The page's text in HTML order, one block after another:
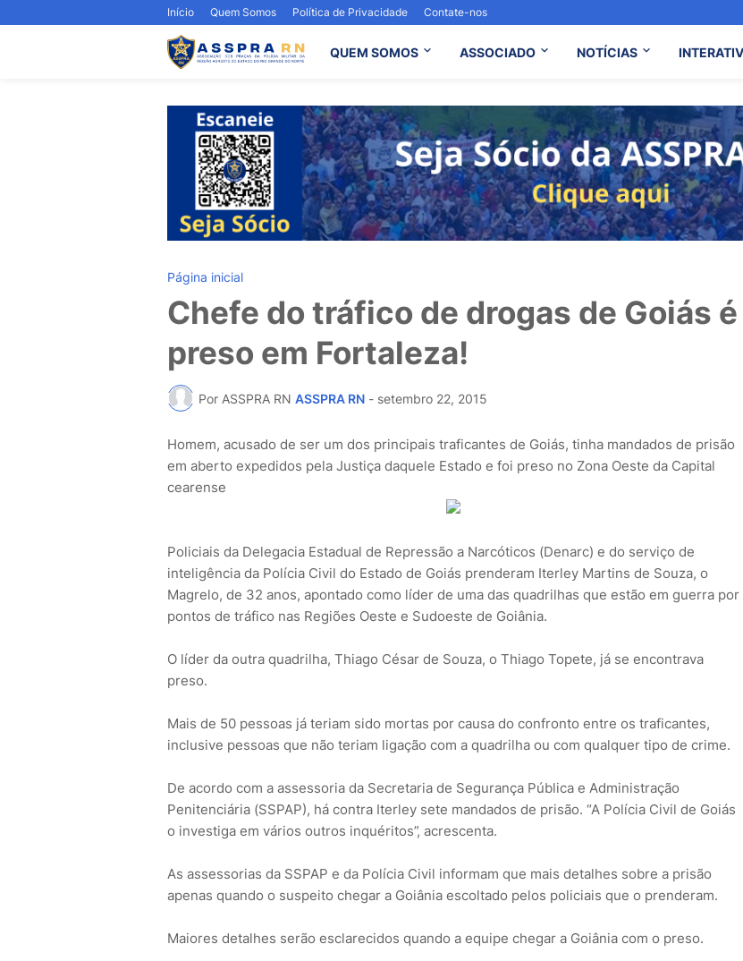
Início Quem Somos Política de Privacidade Contate-nos
QUEM SOMOS ASSOCIADO NOTÍCIAS
Página inicial
Chefe do tráfico de drogas de Goiás é
preso em Fortaleza!
Por ASSPRA RN ASSPRA RN - setembro 22, 2015
Homem, acusado de ser um dos principais traficantes de Goiás, tinha mandados de prisão
em aberto expedidos pela Justiça daquele Estado e foi preso no Zona Oeste da Capital
cearense
Policiais da Delegacia Estadual de Repressão a Narcóticos (Denarc) e do serviço de
inteligência da Polícia Civil do Estado de Goiás prenderam Iterley Martins de Souza, o
Magrelo, de 32 anos, apontado como líder de uma das quadrilhas que estão em guerra por
pontos de tráfico nas Regiões Oeste e Sudoeste de Goiânia.
O líder da outra quadrilha, Thiago César de Souza, o Thiago Topete, já se encontrava
preso.
Mais de 50 pessoas já teriam sido mortas por causa do confronto entre os traficantes,
inclusive pessoas que não teriam ligação com a quadrilha ou com qualquer tipo de crime.
De acordo com a assessoria da Secretaria de Segurança Pública e Administração
Penitenciária (SSPAP), há contra Iterley sete mandados de prisão. “A Polícia Civil de Goiás
o investiga em vários outros inquéritos”, acrescenta.
As assessorias da SSPAP e da Polícia Civil informam que mais detalhes sobre a prisão
apenas quando o suspeito chegar a Goiânia escoltado pelos policiais que o prenderam.
Maiores detalhes serão esclarecidos quando a equipe chegar a Goiânia com o preso.